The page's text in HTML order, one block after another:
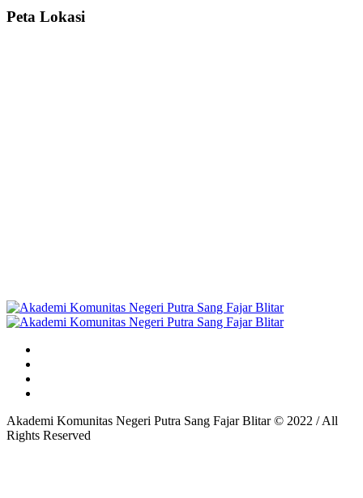
Peta Lokasi
Akademi Komunitas Negeri Putra Sang Fajar Blitar © 2022 / All
Rights Reserved